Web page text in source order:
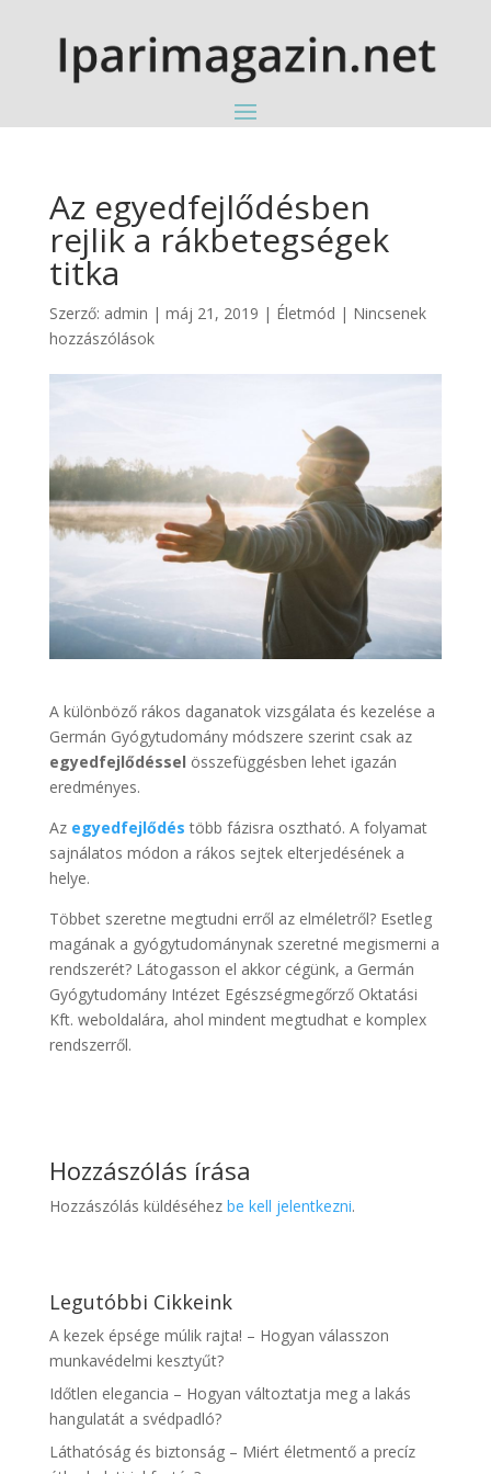
Az egyedfejlődésben
rejlik a rákbetegségek
titka
Szerző: admin | máj 21, 2019 | Életmód | Nincsenek
hozzászólások
A különböző rákos daganatok vizsgálata és kezelése a
Germán Gyógytudomány módszere szerint csak az
egyedfejlődéssel összefüggésben lehet igazán
eredményes.
Az egyedfejlődés több fázisra osztható. A folyamat
sajnálatos módon a rákos sejtek elterjedésének a
helye.
Többet szeretne megtudni erről az elméletről? Esetleg
magának a gyógytudománynak szeretné megismerni a
rendszerét? Látogasson el akkor cégünk, a Germán
Gyógytudomány Intézet Egészségmegőrző Oktatási
Kft. weboldalára, ahol mindent megtudhat e komplex
rendszerről.
Hozzászólás írása
Hozzászólás küldéséhez be kell jelentkezni.
Legutóbbi Cikkeink
A kezek épsége múlik rajta! – Hogyan válasszon
munkavédelmi kesztyűt?
Időtlen elegancia – Hogyan változtatja meg a lakás
hangulatát a svédpadló?
Láthatóság és biztonság – Miért életmentő a precíz